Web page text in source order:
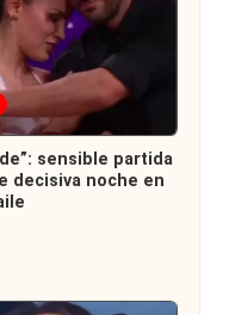
sensible partida
decisiva noche en